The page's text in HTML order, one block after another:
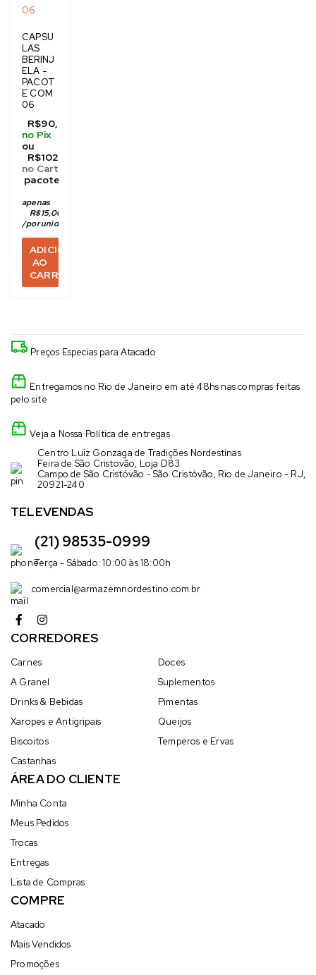
CAPSU
LAS
BERINJ
ELA -
PACOT
E COM
06
R$90,00
no Pix
ou
R$102,00
no Cartão
pacote com 6 unidades
apenas
R$15,00
/por unidade
ADICIONAR
AO
CARRINHO
Preços Especias para Atacado
Entregamos no Rio de Janeiro em até 48hs nas compras feitas
pelo site
Veja a Nossa Política de entregas
Centro Luiz Gonzaga de Tradições Nordestinas
Feira de São Cristovão, Loja D83
Campo de São Cristóvão - São Cristóvão, Rio de Janeiro - RJ,
20921-240
TELEVENDAS
(21) 98535-0999
Terça - Sábado: 10:00 às 18:00h
comercial@armazemnordestino.com.br
CORREDORES
Carnes
A Granel
Drinks & Bebidas
Xaropes e Antigripais
Biscoitos
Castanhas
Doces
Suplementos
Pimentas
Queijos
Temperos e Ervas
ÁREA DO CLIENTE
Minha Conta
Meus Pedidos
Trocas
Entregas
Lista de Compras
COMPRE
Atacado
Mais Vendidos
Promoções